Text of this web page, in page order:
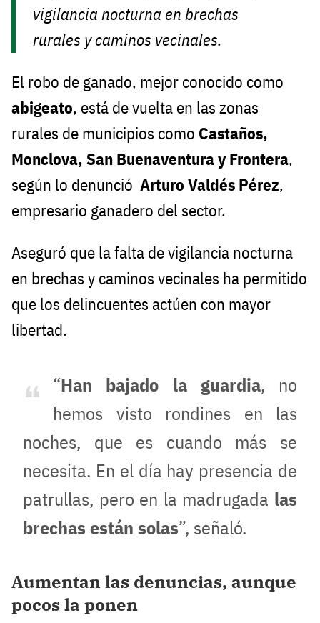
vigilancia nocturna en brechas
rurales y caminos vecinales.
El robo de ganado, mejor conocido como
abigeato, está de vuelta en las zonas
rurales de municipios como Castaños,
Monclova, San Buenaventura y Frontera,
según lo denunció Arturo Valdés Pérez,
empresario ganadero del sector.
Aseguró que la falta de vigilancia nocturna
en brechas y caminos vecinales ha permitido
que los delincuentes actúen con mayor
libertad.
“Han bajado la guardia, no
hemos visto rondines en las
noches, que es cuando más se
necesita. En el día hay presencia de
patrullas, pero en la madrugada las
brechas están solas”, señaló.
Aumentan las denuncias, aunque
pocos la ponen